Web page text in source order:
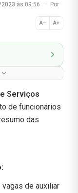
às 09:56 ·
Por
A− A+
Normal
Serviços
de funcionários
das
vagas de auxiliar